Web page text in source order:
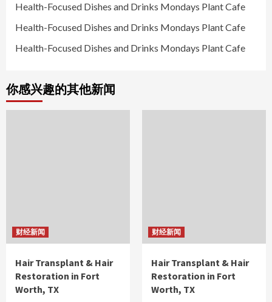
Health-Focused Dishes and Drinks Mondays Plant Cafe
Health-Focused Dishes and Drinks Mondays Plant Cafe
Health-Focused Dishes and Drinks Mondays Plant Cafe
你感兴趣的其他新闻
财经新闻
Hair Transplant & Hair
Restoration in Fort
Worth, TX
财经新闻
Hair Transplant & Hair
Restoration in Fort
Worth, TX